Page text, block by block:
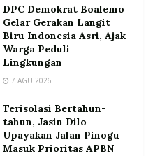
DPC Demokrat Boalemo
Gelar Gerakan Langit
Biru Indonesia Asri, Ajak
Warga Peduli
Lingkungan
7 AGU 2026
Terisolasi Bertahun-
tahun, Jasin Dilo
Upayakan Jalan Pinogu
Masuk Prioritas APBN